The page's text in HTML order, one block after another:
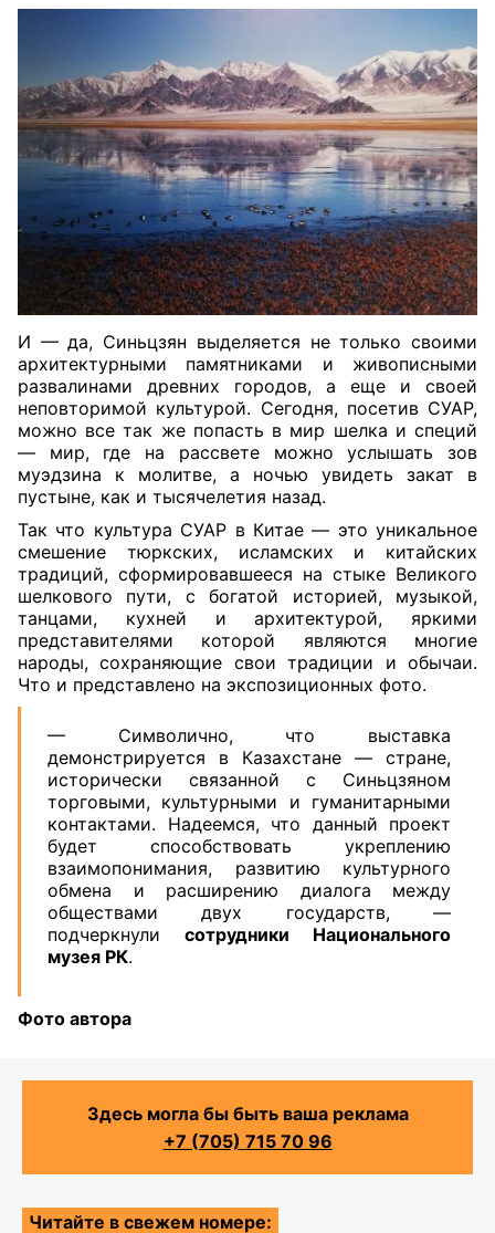
И — да, Синьцзян выделяется не только своими
архитектурными памятниками и живописными
развалинами древних городов, а еще и своей
неповторимой культурой. Сегодня, посетив СУАР,
можно все так же попасть в мир шелка и специй
— мир, где на рассвете можно услышать зов
муэдзина к молитве, а ночью увидеть закат в
пустыне, как и тысячелетия назад.
Так что культура СУАР в Китае — это уникальное
смешение тюркских, исламских и китайских
традиций, сформировавшееся на стыке Великого
шелкового пути, с богатой историей, музыкой,
танцами, кухней и архитектурой, яркими
представителями которой являются многие
народы, сохраняющие свои традиции и обычаи.
Что и представлено на экспозиционных фото.
— Символично, что выставка
демонстрируется в Казахстане — стране,
исторически связанной с Синьцзяном
торговыми, культурными и гуманитарными
контактами. Надеемся, что данный проект
будет способствовать укреплению
взаимопонимания, развитию культурного
обмена и расширению диалога между
обществами двух государств, —
подчеркнули сотрудники
Национального
музея РК.
Фото автора
Здесь могла бы быть ваша реклама
+7 (705) 715 70 96
Читайте в свежем номере: